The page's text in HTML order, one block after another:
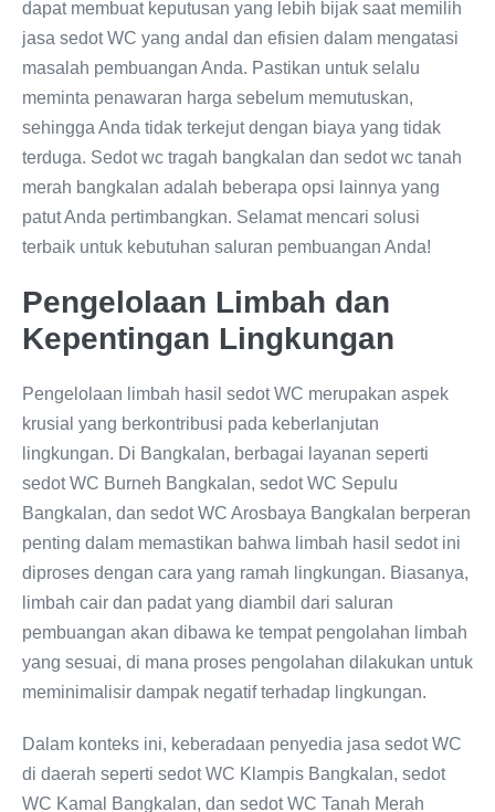
dapat membuat keputusan yang lebih bijak saat memilih
jasa sedot WC yang andal dan efisien dalam mengatasi
masalah pembuangan Anda. Pastikan untuk selalu
meminta penawaran harga sebelum memutuskan,
sehingga Anda tidak terkejut dengan biaya yang tidak
terduga. Sedot wc tragah bangkalan dan sedot wc tanah
merah bangkalan adalah beberapa opsi lainnya yang
patut Anda pertimbangkan. Selamat mencari solusi
terbaik untuk kebutuhan saluran pembuangan Anda!
Pengelolaan Limbah dan
Kepentingan Lingkungan
Pengelolaan limbah hasil sedot WC merupakan aspek
krusial yang berkontribusi pada keberlanjutan
lingkungan. Di Bangkalan, berbagai layanan seperti
sedot WC Burneh Bangkalan, sedot WC Sepulu
Bangkalan, dan sedot WC Arosbaya Bangkalan berperan
penting dalam memastikan bahwa limbah hasil sedot ini
diproses dengan cara yang ramah lingkungan. Biasanya,
limbah cair dan padat yang diambil dari saluran
pembuangan akan dibawa ke tempat pengolahan limbah
yang sesuai, di mana proses pengolahan dilakukan untuk
meminimalisir dampak negatif terhadap lingkungan.
Dalam konteks ini, keberadaan penyedia jasa sedot WC
di daerah seperti sedot WC Klampis Bangkalan, sedot
WC Kamal Bangkalan, dan sedot WC Tanah Merah